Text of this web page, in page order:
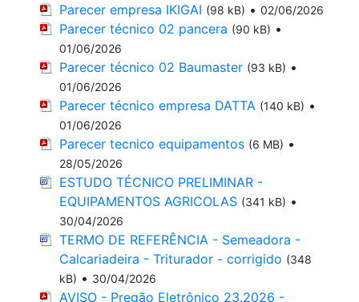
Parecer empresa IKIGAI (98 kB) • 02/06/2026
Parecer técnico 02 pancera (90 kB) •
01/06/2026
Parecer técnico 02 Baumaster (93 kB) •
01/06/2026
Parecer técnico empresa DATTA (140 kB) •
01/06/2026
Parecer tecnico equipamentos (6 MB) •
28/05/2026
ESTUDO TÉCNICO PRELIMINAR -
EQUIPAMENTOS AGRICOLAS (341 kB) •
30/04/2026
TERMO DE REFERÊNCIA - Semeadora -
Calcariadeira - Triturador - corrigido (348
kB) • 30/04/2026
AVISO - Pregão Eletrônico 23.2026 -